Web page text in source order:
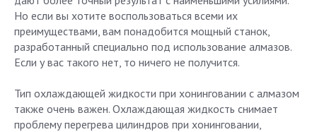
Но если вы хотите воспользоваться всеми их
преимуществами, вам понадобится мощный станок,
разработанный специально под использование алмазов.
Если у вас такого нет, то ничего не получится.
Тип охлаждающей жидкости при хонинговании с алмазом
также очень важен. Охлаждающая жидкость снимает
проблему перегрева цилиндров при хонинговании,